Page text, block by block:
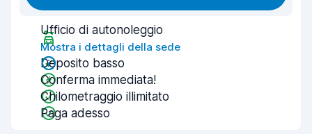
Ufficio di autonoleggio
Mostra i dettagli della sede
Deposito basso
Conferma immediata!
Chilometraggio illimitato
Paga adesso